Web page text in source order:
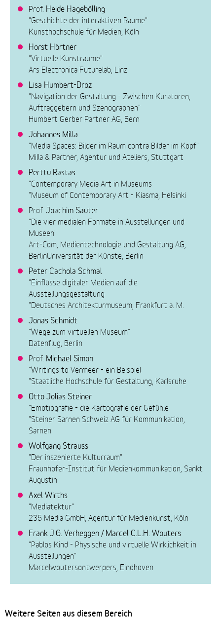
Prof. Heide Hagebölling
"Geschichte der interaktiven Räume"
Kunsthochschule für Medien, Köln
Horst Hörtner
"Virtuelle Kunsträume"
Ars Electronica Futurelab, Linz
Lisa Humbert-Droz
"Navigation der Gestaltung - Zwischen Kuratoren,
Auftraggebern und Szenographen"
Humbert Gerber Partner AG, Bern
Johannes Milla
"Media Spaces: Bilder im Raum contra Bilder im Kopf"
Milla & Partner, Agentur und Ateliers, Stuttgart
Perttu Rastas
"Contemporary Media Art in Museums
"Museum of Contemporary Art - Kiasma, Helsinki
Prof.Joachim Sauter
"Die vier medialen Formate in Ausstellungen und
Museen"
Art-Com, Medientechnologie und Gestaltung AG,
BerlinUniversität der Künste, Berlin
Peter Cachola Schmal
"Einflüsse digitaler Medien auf die
Ausstellungsgestaltung
"Deutsches Architekturmuseum, Frankfurt a. M.
Jonas Schmidt
"Wege zum virtuellen Museum"
Datenflug, Berlin
Prof. Michael Simon
"Writings to Vermeer - ein Beispiel
"Staatliche Hochschule für Gestaltung, Karlsruhe
Otto Jolias Steiner
"Emotiografie - die Kartografie der Gefühle
"Steiner Sarnen Schweiz AG für Kommunikation,
Sarnen
Wolfgang Strauss
"Der inszenierte Kulturraum"
Fraunhofer-Institut für Medienkommunikation, Sankt
Augustin
Axel Wirths
"Mediatektur"
235 Media GmbH, Agentur für Medienkunst, Köln
Frank J.G. Verheggen / Marcel C.L.H. Wouters
"Pablos Kind - Physische und virtuelle Wirklichkeit in
Ausstellungen"
Marcelwoutersontwerpers, Eindhoven
Weitere Seiten aus diesem Bereich